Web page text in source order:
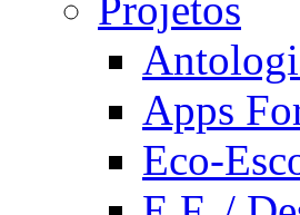
Projetos
Apps
Eco-